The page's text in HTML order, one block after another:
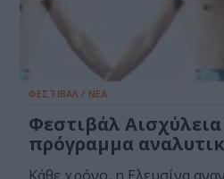
ΦΕΣΤΙΒΑΛ / ΝΕΑ
Φεστιβάλ
πρόγραμμα